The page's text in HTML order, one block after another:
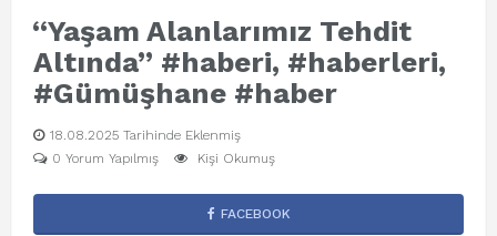
“Yaşam Alanlarımız Tehdit
Altında” #haberi, #haberleri,
#Gümüşhane #haber
18.08.2025 Tarihinde Eklenmiş
0 Yorum Yapılmış
Kişi Okumuş
FACEBOOK